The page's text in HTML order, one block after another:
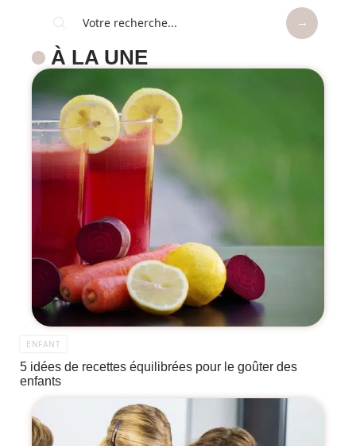
À LA UNE
ENFANT
5 idées de recettes équilibrées pour le goûter des
enfants